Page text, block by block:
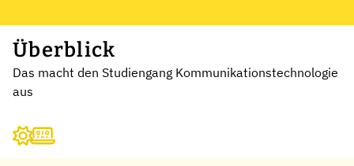
Überblick
Das macht den Studiengang Kommunikationstechnologie
aus